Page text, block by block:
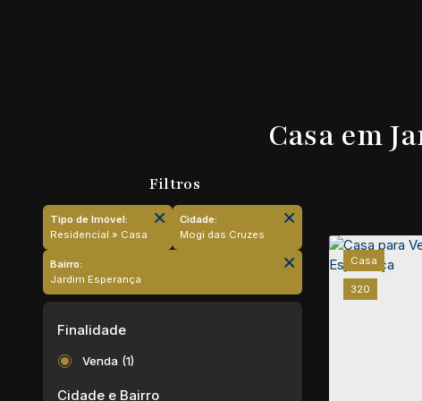
Casa em
Tipo de Imóvel:
Residencial » Casa
Cidade:
Mogi das Cruzes
Bairro:
Jardim Esperança
Finalidade
Venda (1)
Cidade e Bairro
320
Casa